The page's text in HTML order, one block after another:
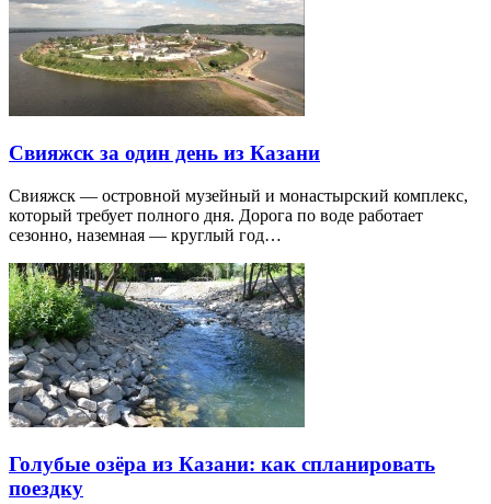
Свияжск за один день из Казани
Свияжск — островной музейный и монастырский комплекс,
который требует полного дня. Дорога по воде работает
сезонно, наземная — круглый год…
Голубые озёра из Казани: как спланировать
поездку